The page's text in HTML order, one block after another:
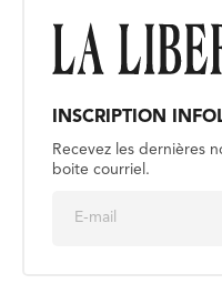
INSCRIPTION
Recevez les dernières
boite courriel.